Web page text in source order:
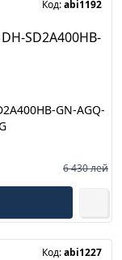
Код:abi1192
GN-AGQ-
6 430 лей
Код:abi1227